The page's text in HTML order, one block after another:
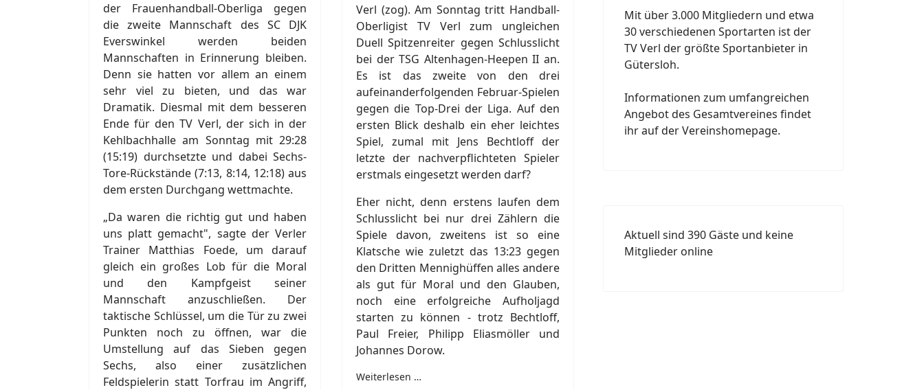
der Frauenhandball-Oberliga gegen
die zweite Mannschaft des SC DJK
Everswinkel werden beiden
Mannschaften in Erinnerung bleiben.
Denn sie hatten vor allem an einem
sehr viel zu bieten, und das war
Dramatik. Diesmal mit dem besseren
Ende für den TV Verl, der sich in der
Kehlbachhalle am Sonntag mit 29:28
(15:19) durchsetzte und dabei Sechs-
Tore-Rückstände (7:13, 8:14, 12:18) aus
dem ersten Durchgang wettmachte.
„Da waren die richtig gut und haben
uns platt gemacht", sagte der Verler
Trainer Matthias Foede, um darauf
gleich ein großes Lob für die Moral
und den Kampfgeist seiner
Mannschaft anzuschließen. Der
taktische Schlüssel, um die Tür zu zwei
Punkten noch zu öffnen, war die
Umstellung auf das Sieben gegen
Sechs, also einer zusätzlichen
Feldspielerin statt Torfrau im Angriff,
Verl (zog). Am Sonntag tritt Handball-
Oberligist TV Verl zum ungleichen
Duell Spitzenreiter gegen Schlusslicht
bei der TSG Altenhagen-Heepen II an.
Es ist das zweite von den drei
aufeinanderfolgenden Februar-Spielen
gegen die Top-Drei der Liga. Auf den
ersten Blick deshalb ein eher leichtes
Spiel, zumal mit Jens Bechtloff der
letzte der nachverpflichteten Spieler
erstmals eingesetzt werden darf?
Eher nicht, denn erstens laufen dem
Schlusslicht bei nur drei Zählern die
Spiele davon, zweitens ist so eine
Klatsche wie zuletzt das 13:23 gegen
den Dritten Mennighüffen alles andere
als gut für Moral und den Glauben,
noch eine erfolgreiche Aufholjagd
starten zu können - trotz Bechtloff,
Paul Freier, Philipp Eliasmöller und
Johannes Dorow.
Weiterlesen …
Mit über 3.000 Mitgliedern und etwa
30 verschiedenen Sportarten ist der
TV Verl der größte Sportanbieter in
Gütersloh.
Informationen zum umfangreichen
Angebot des Gesamtvereines findet
ihr auf der Vereinshomepage.
Aktuell sind 390 Gäste und keine
Mitglieder online